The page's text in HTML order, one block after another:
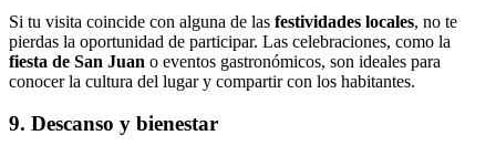
Si tu visita coincide con alguna de las festividades locales, no te
pierdas la oportunidad de participar. Las celebraciones, como la
fiesta de San Juan o eventos gastronómicos, son ideales para
conocer la cultura del lugar y compartir con los habitantes.
9. Descanso y bienestar